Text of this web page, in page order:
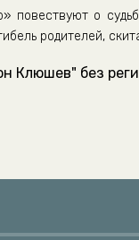
повествуют о
родителей,
Клюшев" без